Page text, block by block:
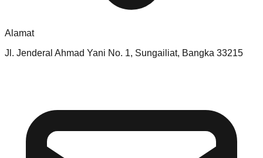
Alamat
Jl. Jenderal Ahmad Yani No. 1, Sungailiat, Bangka 33215